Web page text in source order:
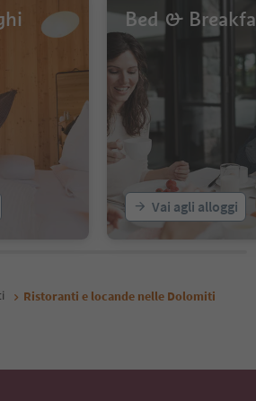
Bed &
Vai agli alloggi
Ristoranti e locande nelle Dolomiti